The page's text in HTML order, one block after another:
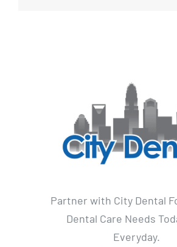
Partner with City Dental
Dental Care Needs
Everyday.